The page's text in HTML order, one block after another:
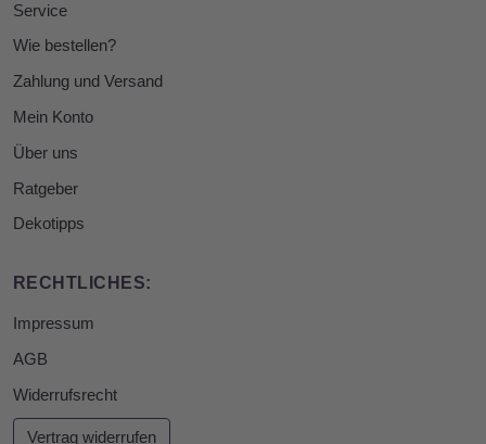
Service
Wie bestellen?
Zahlung und Versand
Mein Konto
Über uns
Ratgeber
Dekotipps
RECHTLICHES:
Impressum
AGB
Widerrufsrecht
Vertrag widerrufen